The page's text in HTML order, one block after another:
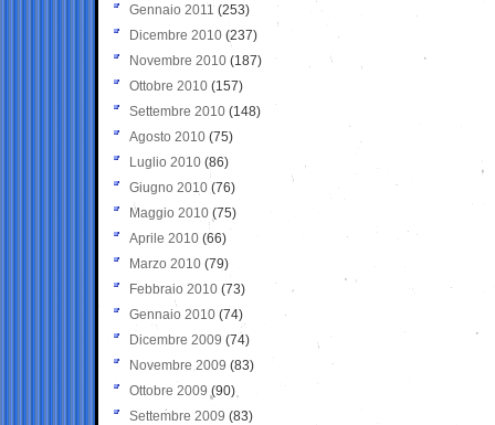
Gennaio 2011 (253)
Dicembre 2010 (237)
Novembre 2010 (187)
Ottobre 2010 (157)
Settembre 2010 (148)
Agosto 2010 (75)
Luglio 2010 (86)
Giugno 2010 (76)
Maggio 2010 (75)
Aprile 2010 (66)
Marzo 2010 (79)
Febbraio 2010 (73)
Gennaio 2010 (74)
Dicembre 2009 (74)
Novembre 2009 (83)
Ottobre 2009 (90)
Settembre 2009 (83)